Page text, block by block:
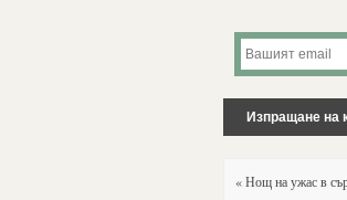
« Нощ на ужас в